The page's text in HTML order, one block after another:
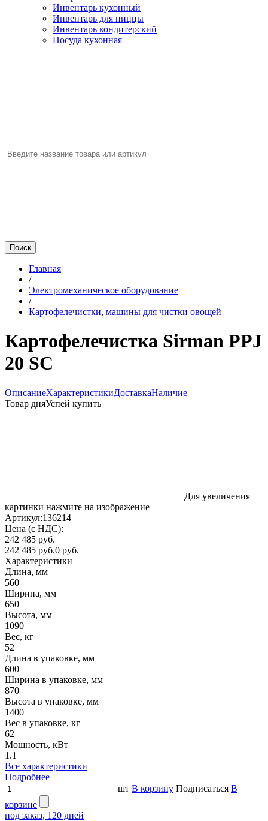
Инвентарь кухонный
Инвентарь для пиццы
Инвентарь кондитерский
Посуда кухонная
Главная
/
Электромеханическое оборудование
/
Картофелечистки, машины для чистки овощей
Картофелечистка Sirman PPJ
20 SC
ОписаниеХарактеристикиДоставкаНаличие
Товар дняУспей купить
Для увеличения
картинки нажмите на изображение
Артикул:136214
Цена (с НДС):
242 485 руб.
242 485 руб.0 руб.
Характеристики
Длина, мм
560
Ширина, мм
650
Высота, мм
1090
Вес, кг
52
Длина в упаковке, мм
600
Ширина в упаковке, мм
870
Высота в упаковке, мм
1400
Вес в упаковке, кг
62
Мощность, кВт
1.1
Все характеристики
Подробнее
шт В корзину Подписаться В
корзине
под заказ, 120 дней